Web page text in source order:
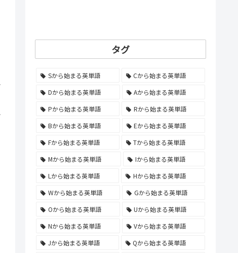
タグ
Sから始まる英単語
Cから始まる英単語
Dから始まる英単語
Aから始まる英単語
Pから始まる英単語
Rから始まる英単語
Bから始まる英単語
Eから始まる英単語
Fから始まる英単語
Tから始まる英単語
Mから始まる英単語
Iから始まる英単語
Lから始まる英単語
Hから始まる英単語
Wから始まる英単語
Gから始まる英単語
Oから始まる英単語
Uから始まる英単語
Nから始まる英単語
Vから始まる英単語
Jから始まる英単語
Qから始まる英単語